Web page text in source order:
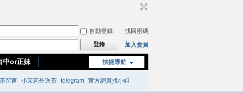
自動登錄
找回密碼
登錄 加入會員
快捷導航
中or正妹
留言 小茉莉外送茶 telegram 官方網頁找小姐